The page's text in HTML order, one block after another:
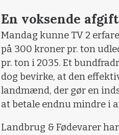
En voksende afgift
Mandag kunne TV 2
på 300 kroner pr. ton
pr. ton i 2035. Et
dog bevirke, at den
landmænd, der gør en
at betale endnu mindre i
Landbrug & Fødevarer